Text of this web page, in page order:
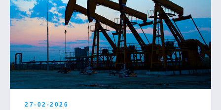
27-02-2026